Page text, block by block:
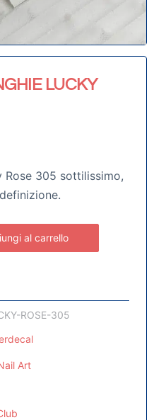
LUCKY
Rose 305 sottilissimo,
al carrello
ROSE-305
Art